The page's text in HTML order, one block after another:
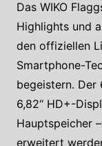
Das WIKO
Highlights und
den offiziellen
Smartphone-
begeistern. Der
6,82“ HD+-
Hauptspeicher
erweitert